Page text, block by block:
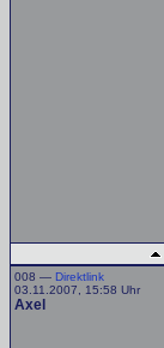
008 — Direktlink
03.11.2007, 15:58 Uhr
Axel